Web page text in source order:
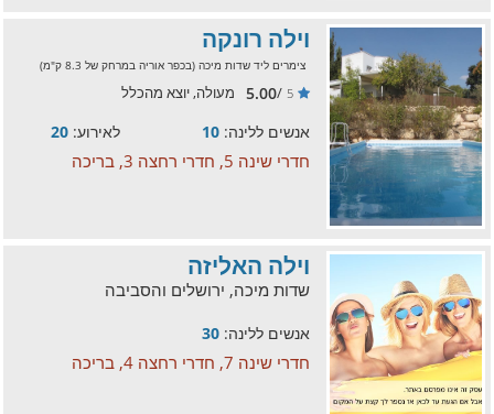
וילה רונקה
צימרים ליד שדות מיכה (בכפר אוריה במרחק של 8.3 ק"מ)
5
/
5.00 מעולה, יוצא מהכלל
אנשים ללינה: 10 לאירוע: 20
חדרי שינה 5, חדרי רחצה 3, בריכה
וילה האליזה
שדות מיכה, ירושלים והסביבה
אנשים ללינה: 30
חדרי שינה 7, חדרי רחצה 4, בריכה